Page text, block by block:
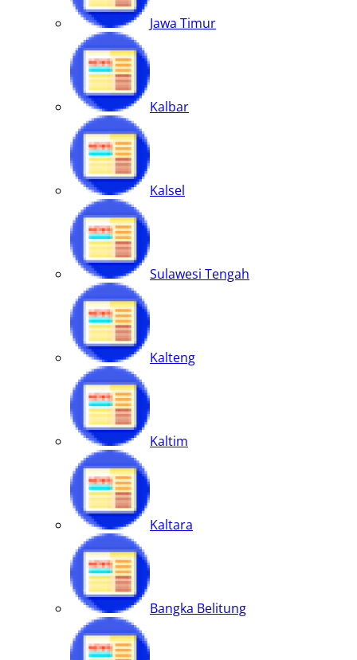
Jawa Timur
Kalbar
Kalsel
Sulawesi Tengah
Kalteng
Kaltim
Kaltara
Bangka Belitung